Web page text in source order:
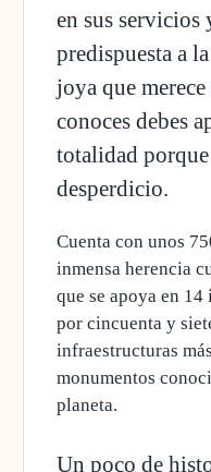
en sus servicios
predispuesta a
joya que
conoces debes
totalidad
desperdicio.
Cuenta con unos
inmensa herencia
que se apoya en 14
por cincuenta y
infraestructuras
monumentos
planeta.
Un poco de